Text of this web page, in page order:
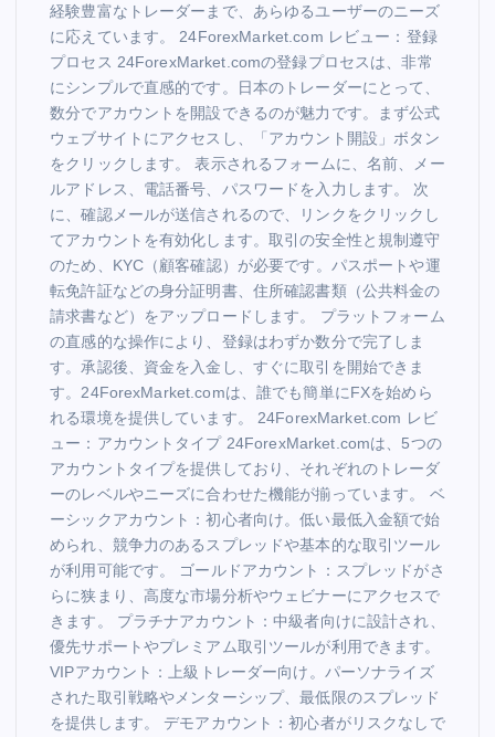
経験豊富なトレーダーまで、あらゆるユーザーのニーズ
に応えています。 24ForexMarket.com レビュー：登録
プロセス 24ForexMarket.comの登録プロセスは、非常
にシンプルで直感的です。日本のトレーダーにとって、
数分でアカウントを開設できるのが魅力です。まず公式
ウェブサイトにアクセスし、「アカウント開設」ボタン
をクリックします。 表示されるフォームに、名前、メー
ルアドレス、電話番号、パスワードを入力します。 次
に、確認メールが送信されるので、リンクをクリックし
てアカウントを有効化します。取引の安全性と規制遵守
のため、KYC（顧客確認）が必要です。パスポートや運
転免許証などの身分証明書、住所確認書類（公共料金の
請求書など）をアップロードします。 プラットフォーム
の直感的な操作により、登録はわずか数分で完了しま
す。承認後、資金を入金し、すぐに取引を開始できま
す。24ForexMarket.comは、誰でも簡単にFXを始めら
れる環境を提供しています。 24ForexMarket.com レビ
ュー：アカウントタイプ 24ForexMarket.comは、5つの
アカウントタイプを提供しており、それぞれのトレーダ
ーのレベルやニーズに合わせた機能が揃っています。 ベ
ーシックアカウント：初心者向け。低い最低入金額で始
められ、競争力のあるスプレッドや基本的な取引ツール
が利用可能です。 ゴールドアカウント：スプレッドがさ
らに狭まり、高度な市場分析やウェビナーにアクセスで
きます。 プラチナアカウント：中級者向けに設計され、
優先サポートやプレミアム取引ツールが利用できます。
VIPアカウント：上級トレーダー向け。パーソナライズ
された取引戦略やメンターシップ、最低限のスプレッド
を提供します。 デモアカウント：初心者がリスクなしで